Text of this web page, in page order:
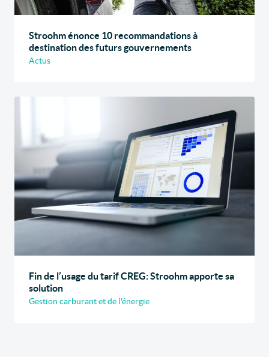
Stroohm énonce 10 recommandations à
destination des futurs gouvernements
Actus
Fin de l’usage du tarif CREG: Stroohm apporte sa
solution
Gestion carburant et de l'énergie